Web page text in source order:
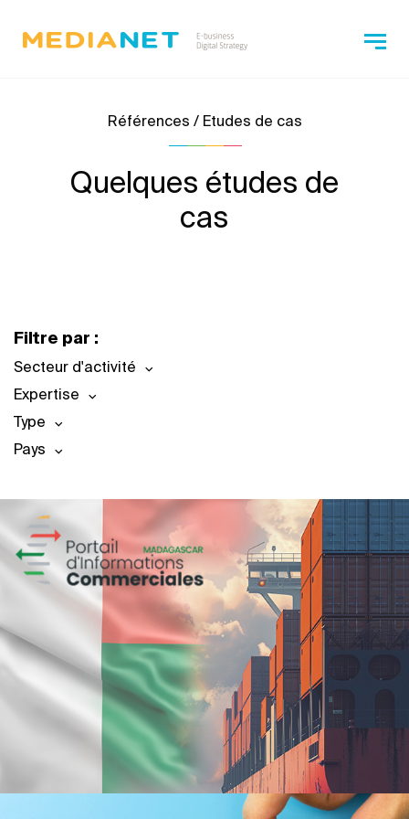
Références / Etudes de cas
Quelques études de
cas
Filtre par :
Secteur d'activité
Expertise
Type
Pays